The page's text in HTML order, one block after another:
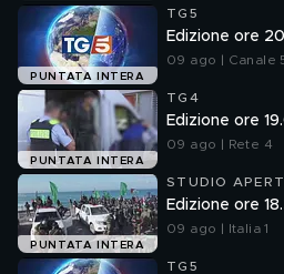
PUNTATA INTERA
TG5
Edizione ore
09 ago | Canale
PUNTATA INTERA
TG4
Edizione ore
09 ago | Rete 4
PUNTATA INTERA
STUDIO
Edizione ore
09 ago | Italia 1
TG5